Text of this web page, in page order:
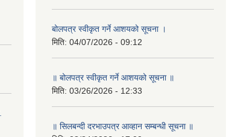
बोलपत्र स्वीकृत गर्ने आशयको सूचना ।
मिति: 04/07/2026 - 09:12
॥ बोलपत्र स्वीकृत गर्ने आशयको सूचना ॥
मिति: 03/26/2026 - 12:33
॥ सिलबन्दी दरभाउपत्र आव्हान सम्बन्धी सूचना ॥